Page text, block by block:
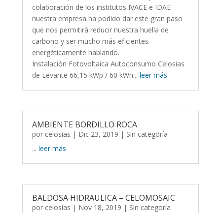
colaboración de los institutos IVACE e IDAE
nuestra empresa ha podido dar este gran paso
que nos permitirá reducir nuestra huella de
carbono y ser mucho más eficientes
energéticamente hablando.
Instalación Fotovoltaica Autoconsumo Celosias
de Levante 66,15 kWp / 60 kWn... leer más
AMBIENTE BORDILLO ROCA
por celosias | Dic 23, 2019 | Sin categoría
... leer más
BALDOSA HIDRAULICA – CELOMOSAIC
por celosias | Nov 18, 2019 | Sin categoría